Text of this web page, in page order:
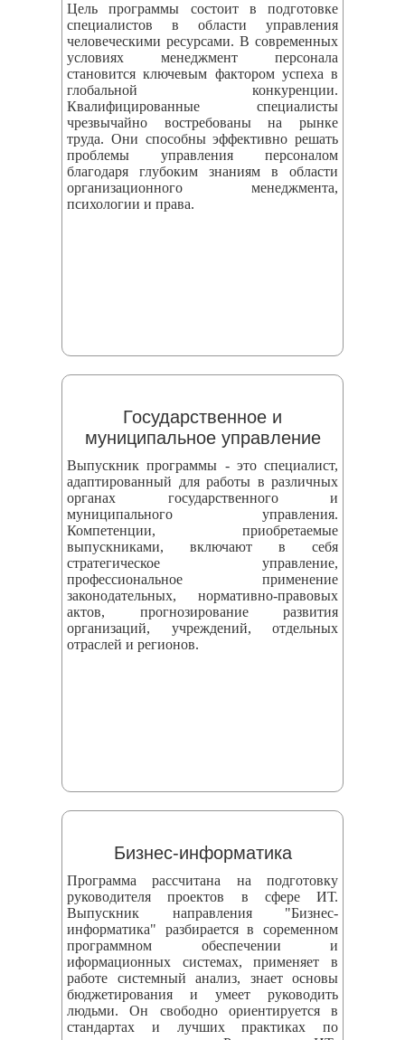
Цель программы состоит в подготовке
специалистов в области управления
человеческими ресурсами. В современных
условиях менеджмент персонала
становится ключевым фактором успеха в
глобальной конкуренции.
Квалифицированные специалисты
чрезвычайно востребованы на рынке
труда. Они способны эффективно решать
проблемы управления персоналом
благодаря глубоким знаниям в области
организационного менеджмента,
психологии и права.
Государственное и
муниципальное управление
Выпускник программы - это специалист,
адаптированный для работы в различных
органах государственного и
муниципального управления.
Компетенции, приобретаемые
выпускниками, включают в себя
стратегическое управление,
профессиональное применение
законодательных, нормативно-правовых
актов, прогнозирование развития
организаций, учреждений, отдельных
отраслей и регионов.
Бизнес-информатика
Программа рассчитана на подготовку
руководителя проектов в сфере ИТ.
Выпускник направления "Бизнес-
информатика" разбирается в соременном
программном обеспечении и
иформационных системах, применяет в
работе системный анализ, знает основы
бюджетирования и умеет руководить
людьми. Он свободно ориентируется в
стандартах и лучших практиках по